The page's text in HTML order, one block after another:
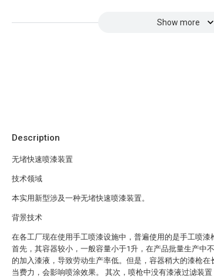
Show more
Description
无堵快速喷漆装置
技术领域
本实用新型涉及一种无堵快速喷漆装置。
背景技术
在各工厂现在使用手工喷漆设施中，普遍使用的是手工喷漆
首先，其容器较小，一般容量小于1升，在产品批量生产中
的加入漆液，导致劳动生产率低。但是，容器稍大的漆枪在
当费力，会影响喷涂效果。 其次，喷枪中没有漆液过滤装